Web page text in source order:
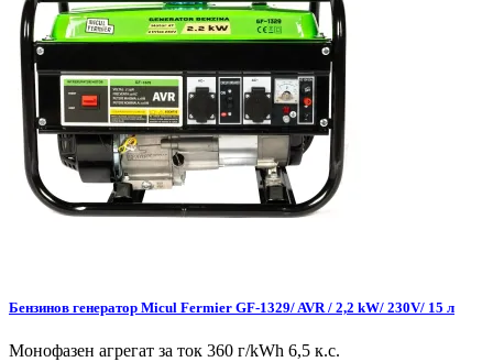
Бензинов генератор Micul Fermier GF-1329/ AVR / 2,2 kW/ 230V/ 15 л
Монофазен агрегат за ток 360 г/kWh 6,5 к.с.